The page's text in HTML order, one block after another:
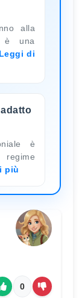
alla
è una
Leggi di
è
più
0